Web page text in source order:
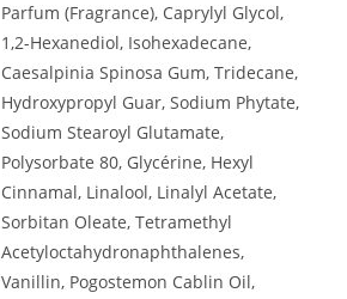
Parfum (Fragrance), Caprylyl Glycol,
1,2-Hexanediol, Isohexadecane,
Caesalpinia Spinosa Gum, Tridecane,
Hydroxypropyl Guar, Sodium Phytate,
Sodium Stearoyl Glutamate,
Polysorbate 80, Glycérine, Hexyl
Cinnamal, Linalool, Linalyl Acetate,
Sorbitan Oleate, Tetramethyl
Acetyloctahydronaphthalenes,
Vanillin, Pogostemon Cablin Oil,